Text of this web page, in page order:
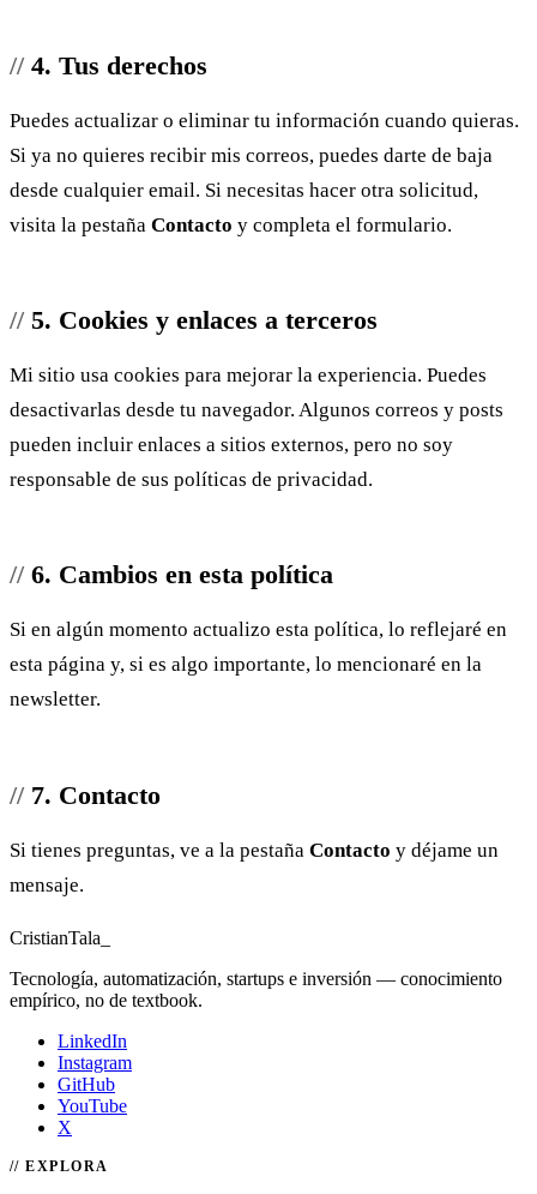
4. Tus derechos
Puedes actualizar o eliminar tu información cuando quieras.
Si ya no quieres recibir mis correos, puedes darte de baja
desde cualquier email. Si necesitas hacer otra solicitud,
visita la pestaña Contacto y completa el formulario.
5. Cookies y enlaces a terceros
Mi sitio usa cookies para mejorar la experiencia. Puedes
desactivarlas desde tu navegador. Algunos correos y posts
pueden incluir enlaces a sitios externos, pero no soy
responsable de sus políticas de privacidad.
6. Cambios en esta política
Si en algún momento actualizo esta política, lo reflejaré en
esta página y, si es algo importante, lo mencionaré en la
newsletter.
7. Contacto
Si tienes preguntas, ve a la pestaña Contacto y déjame un
mensaje.
CristianTala
Tecnología, automatización, startups e inversión — conocimiento
empírico, no de textbook.
LinkedIn
Instagram
GitHub
YouTube
X
EXPLORA